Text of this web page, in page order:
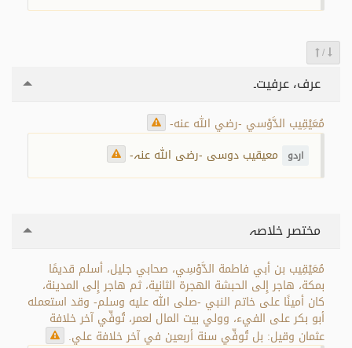
/
عرف، عرفیت۔
مُعَيْقِيب الدَّوْسي -رضي الله عنه-
اردو معیقیب دوسی -رضی اللہ عنہ-
مختصر خلاصہ
مُعَيْقِيب بن أبي فاطمة الدَّوْسِي، صحابي جليل، أسلم قديمًا
بمكة، هاجر إِلى الحبشة الهجرة الثانية، ثم هاجر إِلى المدينة،
كان أمينًا على خاتم النبي -صلى الله عليه وسلم- وقد استعمله
أبو بكر على الفيء، وولي بيت المال لعمر، تُوفِّي آخر خلافة
عثمان‏ وقيل:‏ بل تُوفِّي سنة أربعين في آخر خلافة علي.